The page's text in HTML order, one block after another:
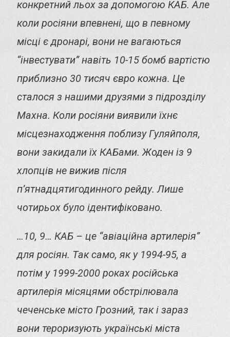
конкретний льох за допомогою КАБ. Але
коли росіяни впевнені, що в певному
місці є дронарі, вони не вагаються
“інвестувати” навіть 10-15 бомб вартістю
приблизно 30 тисяч євро кожна. Це
сталося з нашими друзями з підрозділу
Махна. Коли росіяни виявили їхнє
місцезнаходження поблизу Гуляйполя,
вони закидали їх КАБами. Жоден із 9
хлопців не вижив після
п’ятнадцятигодинного рейду. Лише
чотирьох було ідентифіковано.
…10, 9… КАБ – це “авіаційна артилерія”
для росіян. Так само, як у 1994-95, а
потім у 1999-2000 роках російська
артилерія місяцями обстрілювала
чеченське місто Грозний, так і зараз
вони тероризують українські міста